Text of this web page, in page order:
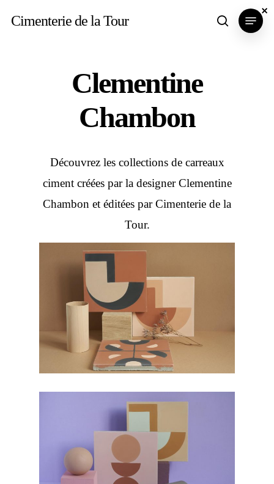
Cimenterie de la Tour search
Menu
Clementine
Chambon
Découvrez les collections de carreaux
ciment créées par la designer Clementine
Chambon et éditées par Cimenterie de la
Tour.
×
×
×